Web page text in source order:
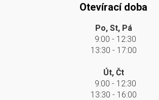
Otevírací doba
Po, St, Pá
9:00 - 12:30
13:30 - 17:00
Út, Čt
9:00 - 12:30
13:30 - 16:00